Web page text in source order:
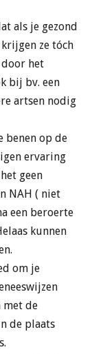
als je gezond
ze tóch
door het
bij bv. een
artsen nodig
benen op de
ervaring
geen
NAH ( niet
een beroerte
kunnen
om je
met de
de plaats